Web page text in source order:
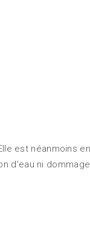
est néanmoins
d’eau ni